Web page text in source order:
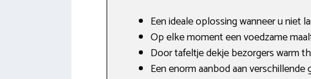
Een ideale oplossing wanneer u niet
Op elke moment een voedzame
Door tafeltje dekje bezorgers warm
Een enorm aanbod aan